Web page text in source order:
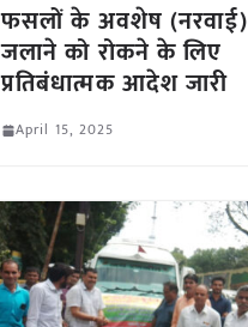
फसलों के अवशेष (नरवाई)
जलाने को रोकने के लिए
प्रतिबंधात्मक आदेश जारी
April 15, 2025